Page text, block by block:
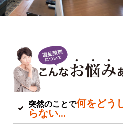
突然のことで何をどう
らない…